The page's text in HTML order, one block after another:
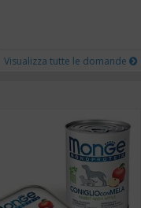
Visualizza tutte le domande